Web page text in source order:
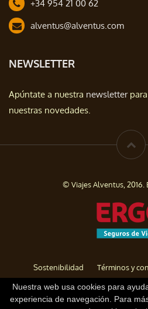
+34 954 21 00 62
alventus@alventus.com
NEWSLETTER
Apúntate a nuestra newsletterpara
nuestras novedades.
© Viajes Alventus, 2016.
Sostenibilidad Términos y
Política de privacidad
Nuestra web usa cookies para
experiencia de navegación. Para